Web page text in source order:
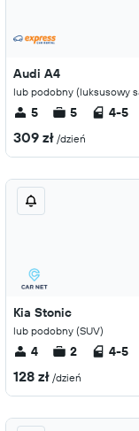
Audi A4
lub podobny (luksusowy
5 5 4-5
309 zł /dzień
Kia Stonic
lub podobny (SUV)
4 2 4-5
128 zł /dzień